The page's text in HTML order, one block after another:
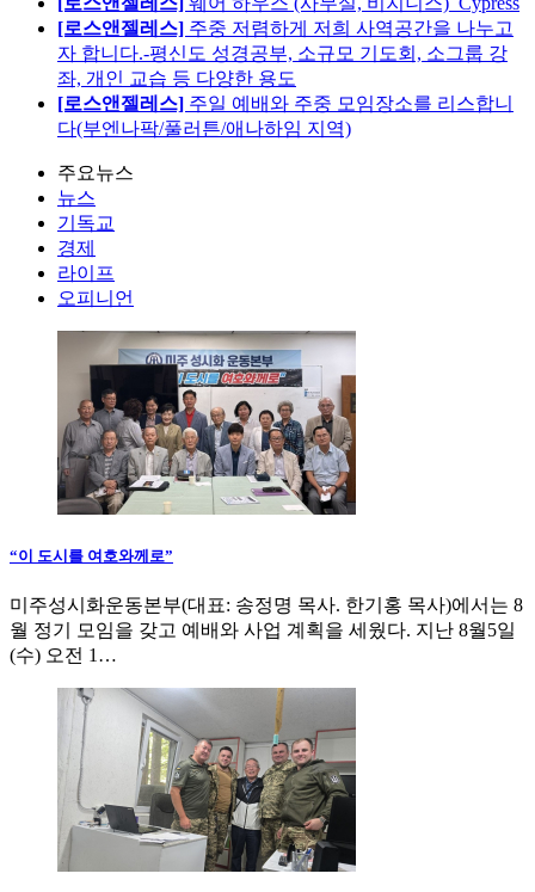
[로스앤젤레스] 주중 저렴하게 저희 사역공간을 나누고
자 합니다.-평신도 성경공부, 소규모 기도회, 소그룹 강
좌, 개인 교습 등 다양한 용도
[로스앤젤레스] 주일 예배와 주중 모임장소를 리스합니
다(부엔나팍/풀러튼/애나하임 지역)
주요뉴스
뉴스
기독교
경제
라이프
오피니언
“이 도시를 여호와께로”
미주성시화운동본부(대표: 송정명 목사. 한기홍 목사)에서는 8
월 정기 모임을 갖고 예배와 사업 계획을 세웠다. 지난 8월5일
(수) 오전 1…